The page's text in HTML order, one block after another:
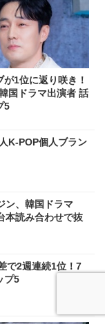
が1位に返り咲き！
国ドラマ出演者 話
5
K-POP個人ブラン
ン、韓国ドラマ
本読み合わせで抜
で2週連続1位！7
プ5